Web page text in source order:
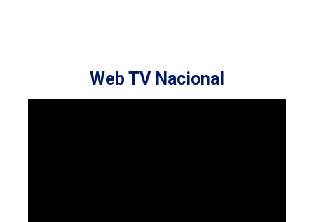
Web TV Nacional